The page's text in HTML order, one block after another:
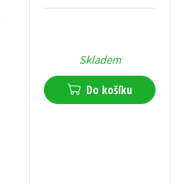
Skladem
Do košíku